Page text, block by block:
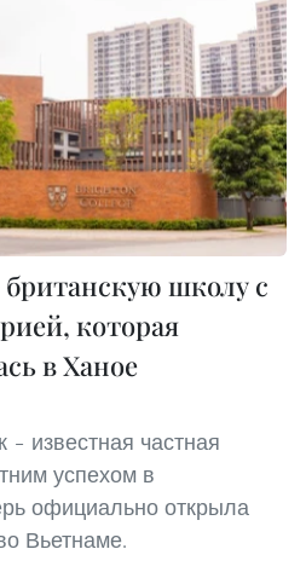
британскую школу с
которая
в Ханое
известная частная
успехом в
официально открыла
Вьетнаме.